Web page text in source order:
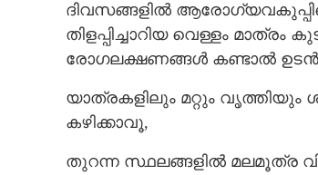
ദിവസങ്ങളിൽ
തിളപ്പിച്ചാറിയ വെള്ളം
രോഗലക്ഷണങ്ങൾ കണ്ടാൽ ഉടൻ
യാത്രകളിലും മറ്റും
കഴിക്കാവൂ,
തുറന്ന സ്ഥലങ്ങളിൽ മലമൂത്ര